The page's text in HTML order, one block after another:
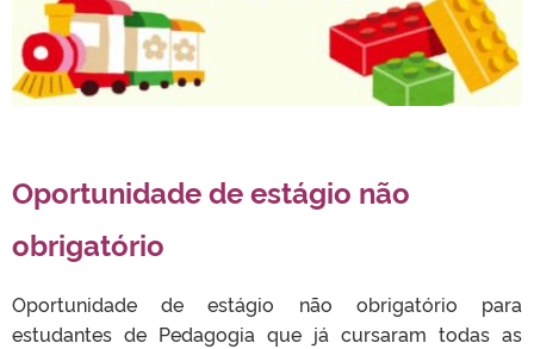
Oportunidade de estágio não
obrigatório
Oportunidade de estágio não obrigatório para
estudantes de Pedagogia que já cursaram todas as